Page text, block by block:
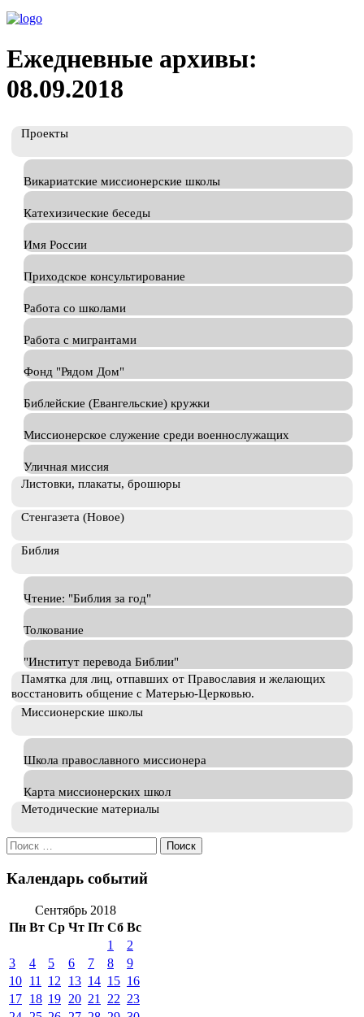
Ежедневные архивы:
08.09.2018
Проекты
Викариатские миссионерские школы
Катехизические беседы
Имя России
Приходское консультирование
Работа со школами
Работа с мигрантами
Фонд "Рядом Дом"
Библейские (Евангельские) кружки
Миссионерское служение среди военнослужащих
Уличная миссия
Листовки, плакаты, брошюры
Стенгазета (Новое)
Библия
Чтение: "Библия за год"
Толкование
"Институт перевода Библии"
Памятка для лиц, отпавших от Православия и желающих
восстановить общение с Матерью-Церковью.
Миссионерские школы
Школа православного миссионера
Карта миссионерских школ
Методические материалы
Искать:
Календарь событий
Сентябрь 2018
Пн Вт Ср Чт Пт Сб Вс
1
2
3
4 5 6 7 8
9
10 11 12 13 14 15 16
17 18 19 20 21 22 23